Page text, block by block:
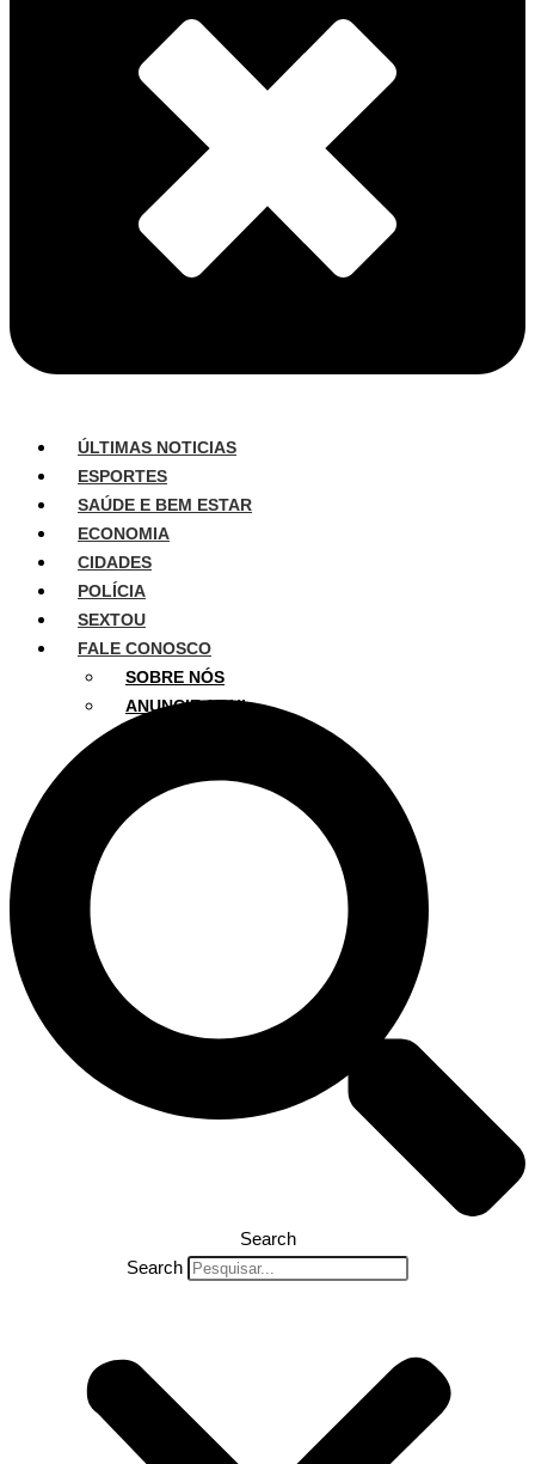
ÚLTIMAS NOTICIAS
ESPORTES
SAÚDE E BEM ESTAR
ECONOMIA
CIDADES
POLÍCIA
SEXTOU
FALE CONOSCO
SOBRE NÓS
ANUNCIE AQUI
Search
Search